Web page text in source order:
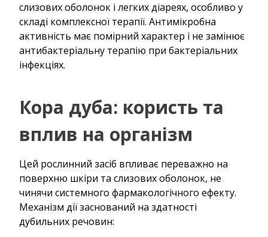
слизових оболонок і легких діареях, особливо у
складі комплексної терапії. Антимікробна
активність має помірний характер і не замінює
антибактеріальну терапію при бактеріальних
інфекціях.
Кора дуба: користь та
вплив на організм
Цей рослинний засіб впливає переважно на
поверхню шкіри та слизових оболонок, не
чинячи системного фармакологічного ефекту.
Механізм дії заснований на здатності
дубильних речовин: